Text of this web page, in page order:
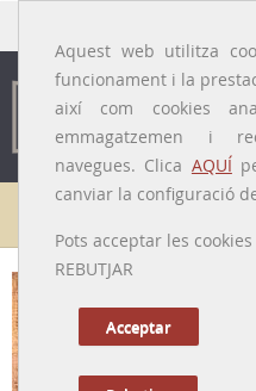
Aquest web utilitza
funcionament i la
així com cookies
emmagatzemen i
navegues. Clica AQUÍ
canviar la configuració
Pots acceptar les cookies
REBUTJAR
Acceptar
Galeria de metges